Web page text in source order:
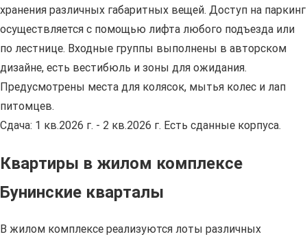
хранения различных габаритных вещей. Доступ на паркинг
осуществляется с помощью лифта любого подъезда или
по лестнице. Входные группы выполнены в авторском
дизайне, есть вестибюль и зоны для ожидания.
Предусмотрены места для колясок, мытья колес и лап
питомцев.
Сдача: 1 кв.2026 г. - 2 кв.2026 г. Есть сданные корпуса.
Квартиры в жилом комплексе
Бунинские кварталы
В жилом комплексе реализуются лоты различных